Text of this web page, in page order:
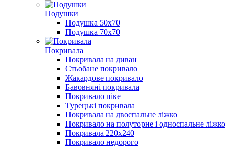
Подушки
Подушка 50х70
Подушка 70х70
Покривала
Покривала на диван
Стьобане покривало
Жакардове покривало
Бавовняні покривала
Покривало піке
Турецькі покривала
Покривала на двоспальне ліжко
Покривало на полуторне і односпальне ліжко
Покривала 220х240
Покривало недорого